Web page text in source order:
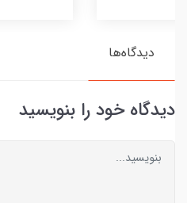
دیدگاه‌ها
دیدگاه خود را بنویسید